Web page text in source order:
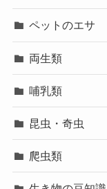
ペットのエサ
両生類
哺乳類
昆虫・奇虫
爬虫類